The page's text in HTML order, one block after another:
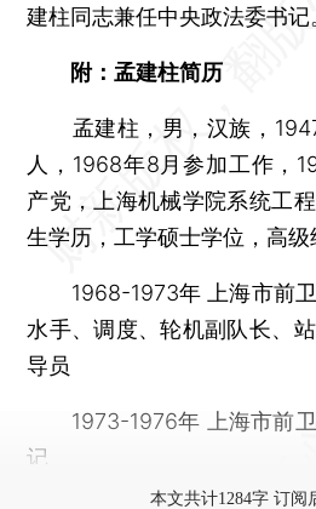
建柱同志兼任中央政法委书记
附：孟建柱简历
孟建柱，男，汉族，
人，1968年8月参加工作，
产党，上海机械学院系统工
生学历，工学硕士学位，高级
1968-1973年 上海市前卫
水手、调度、轮机副队长、
导员
1973-1976年 上海市前卫
记
本文共计1284字 订阅